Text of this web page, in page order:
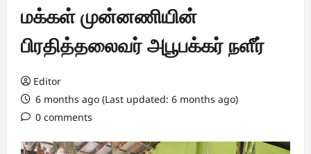
மக்கள் முன்னணியின்
பிரதித்தலைவர் அபூபக்கர் நளீர்
Editor
6 months ago (Last updated: 6 months ago)
0 comments